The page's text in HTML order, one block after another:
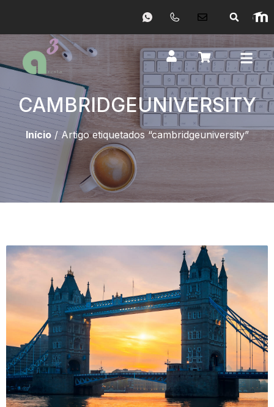
CAMBRIDGEUNIVERSITY
Início/ Artigo etiquetados “cambridgeuniversity”